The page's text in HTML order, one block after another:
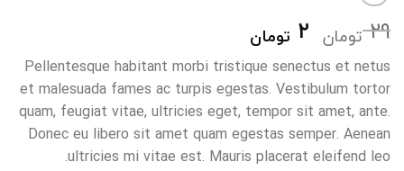
۲۹ تومان قیمت
اصلی:
۲۹ تومان
بود.
۲ تومان فعلی:
۲ تومان.
Pellentesque habitant morbi tristique senectus et netus
et malesuada fames ac turpis egestas. Vestibulum tortor
quam, feugiat vitae, ultricies eget, tempor sit amet, ante.
Donec eu libero sit amet quam egestas semper. Aenean
ultricies mi vitae est. Mauris placerat eleifend leo.